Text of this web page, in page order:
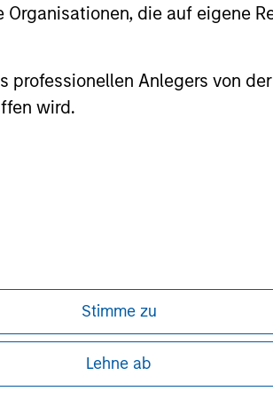
die auf eigene
professionellen Anlegers von
wird.
Stimme zu
Lehne ab
purposes only. The information
Careers